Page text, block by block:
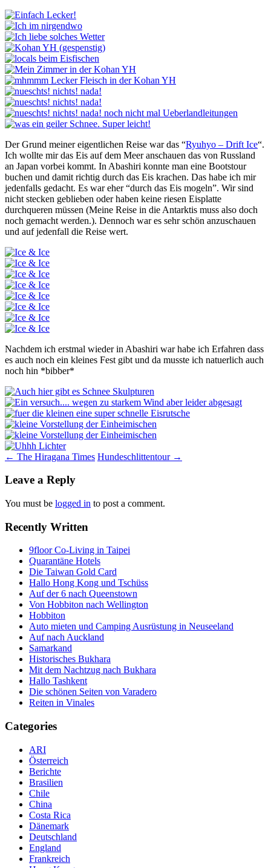
Der Grund meiner eigentlichen Reise war das “Ryuhyo – Drift Ice“.
Ich wollte mir das Eis auf dem Meer anschauen das von Russland
an Japan vorbei kommt. In Abashiri konnte man eine Bootstour
buchen und damit richtig durch das Eis krachen. Das habe ich mir
jedenfalls gedacht. Es war eher “durch das Eis mogeln”. Wir sind
nicht stecken geblieben oder haben keine riesen Eisplatte
durchqueren müssen (Meine Reise in die Antarktis muss also doch
noch gemacht werden.). Dennoch war es sehr schön anzuschauen
und auf jedenfall die Reise wert.
Nachdem ich erstmal wieder in Abashiri war habe ich Erfahren dass
es auch noch ein kleines Fest gibt und da musste ich natuerlich auch
noch hin *bibber*
Post
navigation
← The Hiragana Times Hundeschlittentour →
Leave a Reply
You must be logged in to post a comment.
Recently Written
9floor Co-Living in Taipei
Quarantäne Hotels
Die Taiwan Gold Card
Hallo Hong Kong und Tschüss
Auf der 6 nach Queenstown
Von Hobbiton nach Wellington
Hobbiton
Auto mieten und Camping Ausrüstung in Neuseeland
Auf nach Auckland
Samarkand
Historisches Bukhara
Mit dem Nachtzug nach Bukhara
Hallo Tashkent
Die schönen Seiten von Varadero
Reiten in Vinales
Categories
ARI
Österreich
Berichte
Brasilien
Chile
China
Costa Rica
Dänemark
Deutschland
England
Frankreich